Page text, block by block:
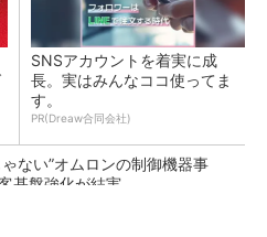
SNSアカウントを着実に成
長。実はみんなココ使ってま
す。
PR(Dreaw合同会社)
ない”オムロンの制御機器事
基盤強化が結実